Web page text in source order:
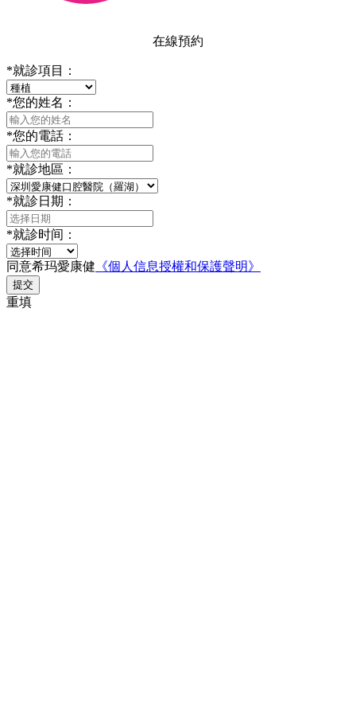
在線預約
*就診項目：
*您的姓名：
*您的電話：
*就診地區：
*就診日期：
*就診时间：
同意希玛愛康健 《個人信息授權和保護聲明》
提交
重填